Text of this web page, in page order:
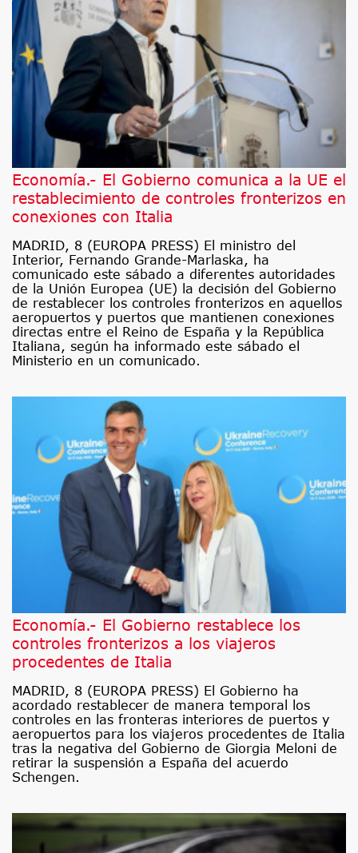
Economía.- El Gobierno comunica a la UE el
restablecimiento de controles fronterizos en
conexiones con Italia
MADRID, 8 (EUROPA PRESS) El ministro del
Interior, Fernando Grande-Marlaska, ha
comunicado este sábado a diferentes autoridades
de la Unión Europea (UE) la decisión del Gobierno
de restablecer los controles fronterizos en aquellos
aeropuertos y puertos que mantienen conexiones
directas entre el Reino de España y la República
Italiana, según ha informado este sábado el
Ministerio en un comunicado.
Economía.- El Gobierno restablece los
controles fronterizos a los viajeros
procedentes de Italia
MADRID, 8 (EUROPA PRESS) El Gobierno ha
acordado restablecer de manera temporal los
controles en las fronteras interiores de puertos y
aeropuertos para los viajeros procedentes de Italia
tras la negativa del Gobierno de Giorgia Meloni de
retirar la suspensión a España del acuerdo
Schengen.